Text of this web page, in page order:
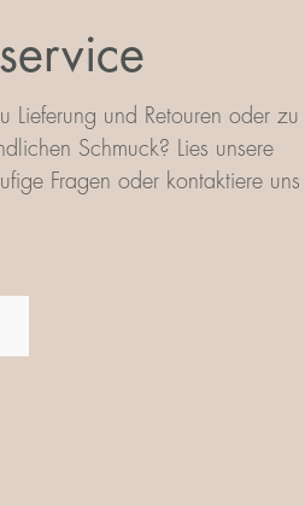
Lieferung und Retouren oder zu
Schmuck? Lies unsere
Fragen oder kontaktiere uns